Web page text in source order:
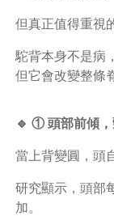
但真正值得重視
駝背本身不是病，
但它會改變整條
🔹 ① 頭部前傾
當上背變圓，頭
研究顯示，頭部
加。